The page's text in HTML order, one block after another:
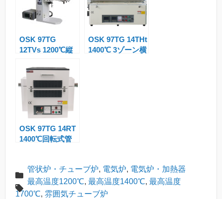
a
sl
e
OSK 97TG
12TVs 1200℃縦
OSK 97TG 14THt
1400℃ 3ゾーン横
OSK 97TG 14RT
1400℃回転式管
管状炉・チューブ炉, 電気炉, 電気炉・加熱器
最高温度1200℃, 最高温度1400℃, 最高温度
1700℃, 雰囲気チューブ炉